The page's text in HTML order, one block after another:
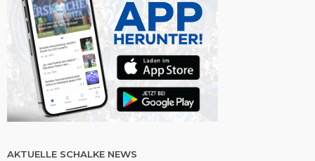
AKTUELLE SCHALKE NEWS